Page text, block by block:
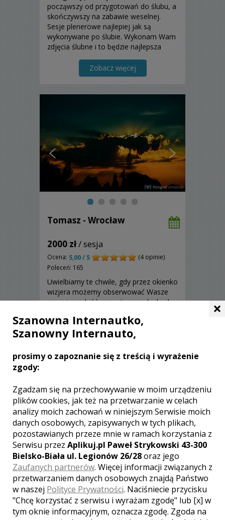
począwszy od przygotowań do ślubu, a
skończywszy na zabawie weselnej.
Sesje plenerowe najlepiej jak są
wykonywane po ślubie. Wykonam Wam
zdjęcia ślubne i to będzie najlepsza
Zapraszam do skorzystania z mojej
Zobacz więcej
Tomasz - Wrocław
2000 zł/ sesja
Ocena: 5,00 / 5
(4 opinie)
Poleceń: 165
Uwielbiamy te chwile, gdy przez okienko
wizjera możemy obserwować Wasze
emocje, radość z przeżywanych chwil,
westchnienia. Tworzenie reportażu z
Waszego dnia jest odpowiedzialnym
zadaniem - nam warto zaufać!
Zobacz więcej
Robert - Strzelce Opolskie
×
Szanowna Internautko,
Szanowny Internauto,
prosimy o zapoznanie się z treścią i wyrażenie
zgody:
Zgadzam się na przechowywanie w moim urządzeniu
plików cookies, jak też na przetwarzanie w celach
analizy moich zachowań w niniejszym Serwisie moich
danych osobowych, zapisywanych w tych plikach,
pozostawianych przeze mnie w ramach korzystania z
Serwisu przez Aplikuj.pl Paweł Strykowski 43-300
Bielsko-Biała ul. Legionów 26/28oraz jego
Zaufanych partnerów. Więcej informacji związanych z
przetwarzaniem danych osobowych znajdą Państwo
w naszej Polityce Prywatności. Naciśniecie przycisku
"Chcę korzystać z serwisu i wyrażam zgodę" lub [x] w
tym oknie informacyjnym, oznacza zgodę. Zgoda na